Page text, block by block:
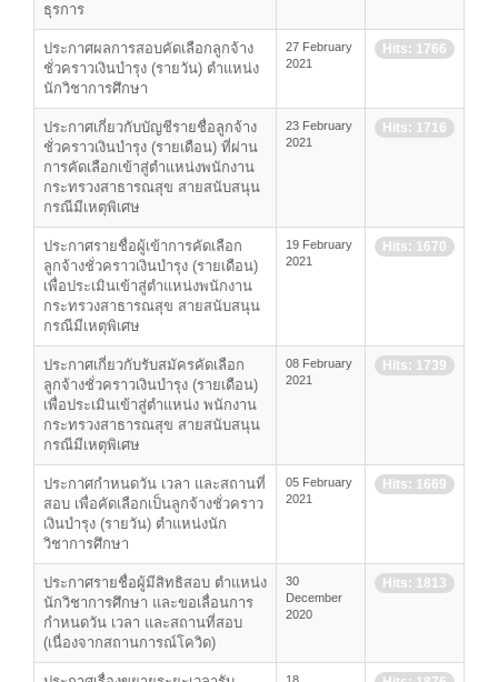
ธุรการ
ประกาศผลการสอบคัดเลือกลูกจ้าง
ชั่วคราวเงินบำรุง (รายวัน) ตำแหน่ง
นักวิชาการศึกษา
27 February
2021
Hits: 1766
ประกาศเกี่ยวกับบัญชีรายชื่อลูกจ้าง
ชั่วคราวเงินบำรุง (รายเดือน) ที่ผ่าน
การคัดเลือกเข้าสู่ตำแหน่งพนักงาน
กระทรวงสาธารณสุข สายสนับสนุน
กรณีมีเหตุพิเศษ
23 February
2021
Hits: 1716
ประกาศรายชื่อผู้เข้าการคัดเลือก
ลูกจ้างชั่วคราวเงินบำรุง (รายเดือน)
เพื่อประเมินเข้าสู่ตำแหน่งพนักงาน
กระทรวงสาธารณสุข สายสนับสนุน
กรณีมีเหตุพิเศษ
19 February
2021
Hits: 1670
ประกาศเกี่ยวกับรับสมัครคัดเลือก
ลูกจ้างชั่วคราวเงินบำรุง (รายเดือน)
เพื่อประเมินเข้าสู่ตำแหน่ง พนักงาน
กระทรวงสาธารณสุข สายสนับสนุน
กรณีมีเหตุพิเศษ
08 February
2021
Hits: 1739
ประกาศกำหนดวัน เวลา และสถานที่
สอบ เพื่อคัดเลือกเป็นลูกจ้างชั่วคราว
เงินบำรุง (รายวัน) ตำแหน่งนัก
วิชาการศึกษา
05 February
2021
Hits: 1669
ประกาศรายชื่อผู้มีสิทธิสอบ ตำแหน่ง
นักวิชาการศึกษา และขอเลื่อนการ
กำหนดวัน เวลา และสถานที่สอบ
(เนื่องจากสถานการณ์โควิด)
30
December
2020
Hits: 1813